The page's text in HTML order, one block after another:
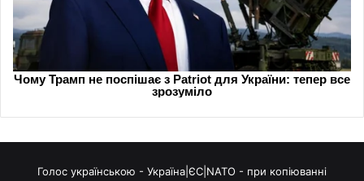
Голос українською - Україна|ЄС|NATO - при копіюванні